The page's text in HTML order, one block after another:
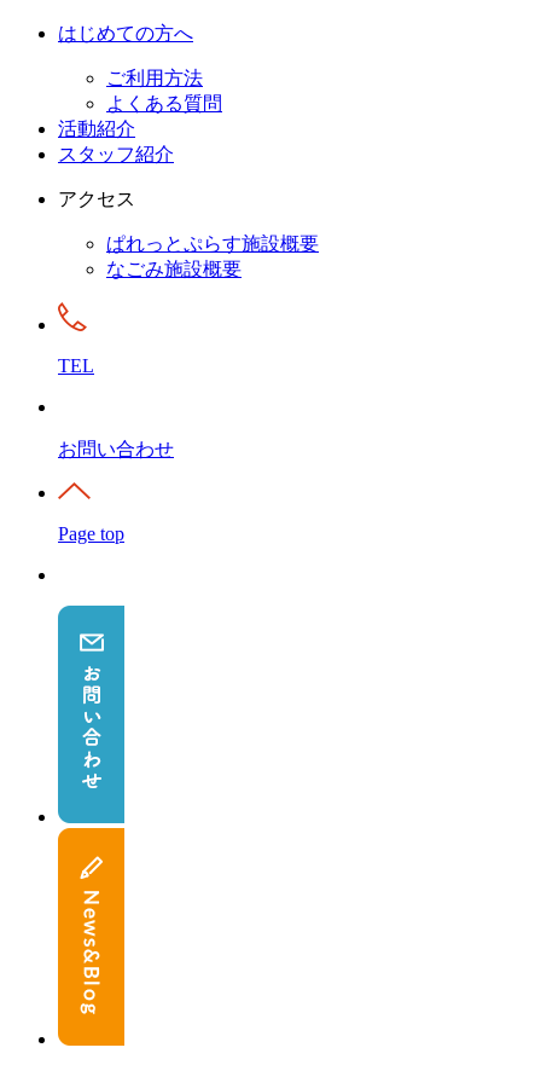
はじめての方へ
ご利用方法
よくある質問
活動紹介
スタッフ紹介
アクセス
ぱれっとぷらす施設概要
なごみ施設概要
TEL
お問い合わせ
Page top